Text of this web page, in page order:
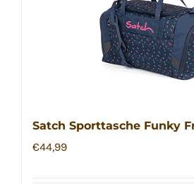
Satch Sporttasche Funky
€44,99